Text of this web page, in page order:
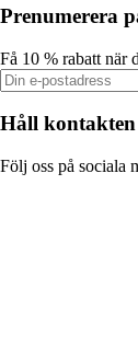
Prenumerera
Få 10 % rabatt när
Håll kontakten
Följ oss på sociala